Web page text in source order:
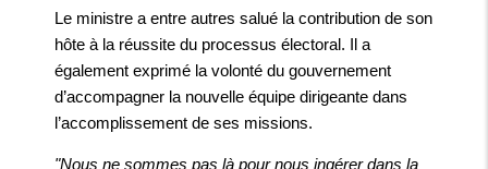
Le ministre a entre autres salué la contribution de son
hôte à la réussite du processus électoral. Il a
également exprimé la volonté du gouvernement
d’accompagner la nouvelle équipe dirigeante dans
l’accomplissement de ses missions.
"Nous ne sommes pas là pour nous ingérer dans la